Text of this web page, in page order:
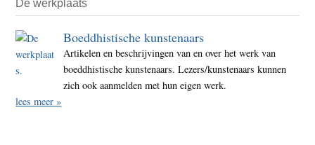
De werkplaats
Boeddhistische kunstenaars
Artikelen en beschrijvingen van en over het werk van
boeddhistische kunstenaars. Lezers/kunstenaars kunnen
zich ook aanmelden met hun eigen werk.
lees meer »